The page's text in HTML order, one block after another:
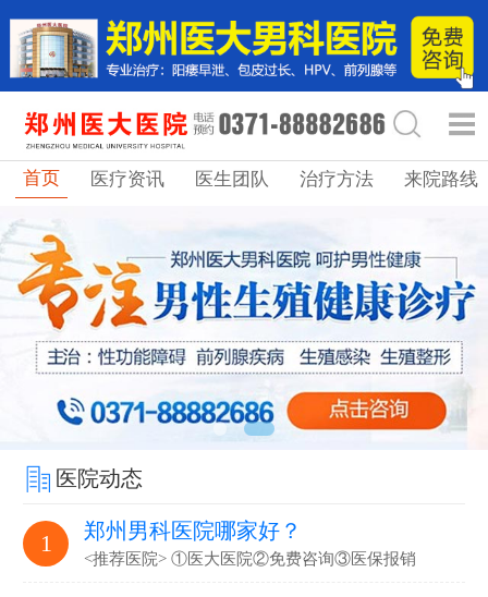
首页 医疗资讯 医生团队 治疗方法 来院路线
医院动态
1 郑州男科医院哪家好？
<推荐医院> ①医大医院②免费咨询③医保报销